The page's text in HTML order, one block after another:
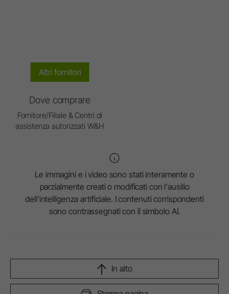
Altri fornitori
Dove comprare
Fornitore/Filiale & Centri di
assistenza autorizzati W&H
Le immagini e i video sono stati interamente o
parzialmente creati o modificati con l'ausilio
dell'intelligenza artificiale. I contenuti corrispondenti
sono contrassegnati con il simbolo AI.
In alto